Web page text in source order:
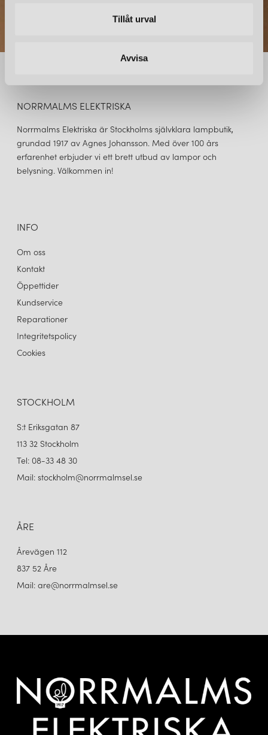
Tillåt urval
Avvisa
NORRMALMS ELEKTRISKA
Norrmalms Elektriska är Stockholms självklara lampbutik,
grundad 1917 av Agnes Johansson. Med över 100 års
erfarenhet erbjuder vi ett brett utbud av lampor och
belysning. Välkommen in!
INFO
Om oss
Kontakt
Öppettider
Kundservice
Reparationer
Integritetspolicy
Cookies
STOCKHOLM
S:t Eriksgatan 87
113 32 Stockholm
Tel: 08-33 48 30
Mail: stockholm@norrmalmsel.se
ÅRE
Årevägen 112
837 52 Åre
Mail: are@norrmalmsel.se